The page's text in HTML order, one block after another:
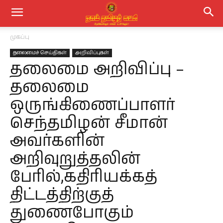
முகப்பு
தலைமைச் செய்திகள் அறிவிப்புகள்
தலைமை அறிவிப்பு –
தலைமை
ஒருங்கிணைப்பாளர்
செந்தமிழன் சீமான்
அவர்களின்
அறிவுறுத்தலின்
பேரில்,கதிரியக்கத்
திட்டத்திற்குத்
துணைபோகும்